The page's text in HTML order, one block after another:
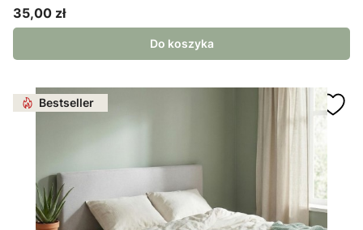
Cena
35,00 zł
Do koszyka
Bestseller